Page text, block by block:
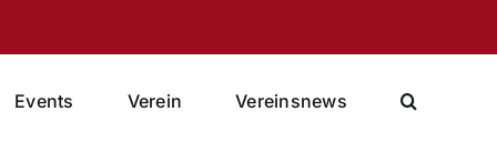
Events Verein Vereinsnews